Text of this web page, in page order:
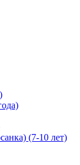
(7-10 лет)